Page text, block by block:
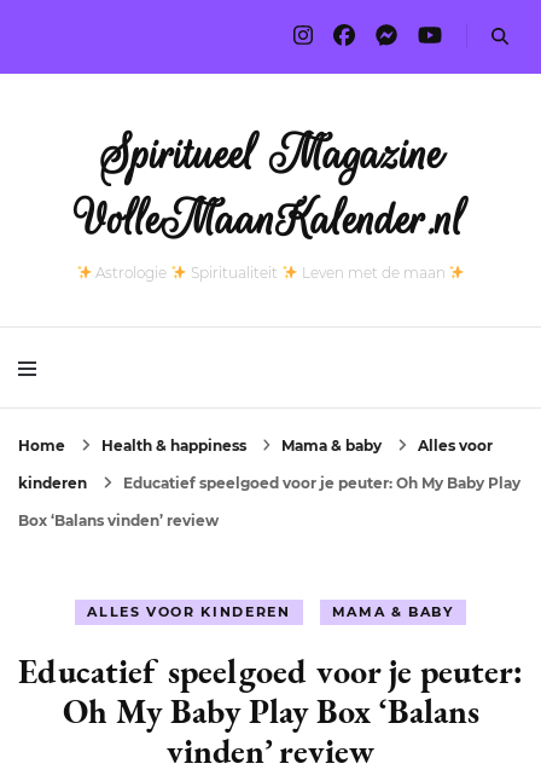
Spiritueel Magazine
VolleMaanKalender.nl
Astrologie Spiritualiteit Leven met de maan
Home Health & happiness Mama & baby Alles voor
kinderen Educatief speelgoed voor je peuter: Oh My Baby Play
Box ‘Balans vinden’ review
ALLES VOOR KINDEREN MAMA & BABY
Educatief speelgoed voor je peuter:
Oh My Baby Play Box ‘Balans
vinden’ review